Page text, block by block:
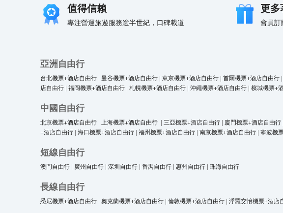
值得信賴
專注營運旅遊服務逾半世紀，口碑載道
更
會員訂
亞洲自由行
台北機票+酒店自由行 | 曼谷機票+酒店自由行 | 東京機票+酒店自由行 | 首爾機票+酒店自由行 |
店自由行 | 福岡機票+酒店自由行 | 札幌機票+酒店自由行 | 沖繩機票+酒店自由行 | 檳城機票+
中國自由行
北京機票+酒店自由行 | 上海機票+酒店自由行 | 三亞機票+酒店自由行 | 廈門機票+酒店自由行
+酒店自由行 | 海口機票+酒店自由行 | 福州機票+酒店自由行 | 南京機票+酒店自由行 | 寧波機
短線自由行
澳門自由行 | 廣州自由行 | 深圳自由行 | 番禺自由行 | 惠州自由行 | 珠海自由行
長線自由行
悉尼機票+酒店自由行 | 奧克蘭機票+酒店自由行 | 倫敦機票+酒店自由行 | 浮羅交怡機票+酒店